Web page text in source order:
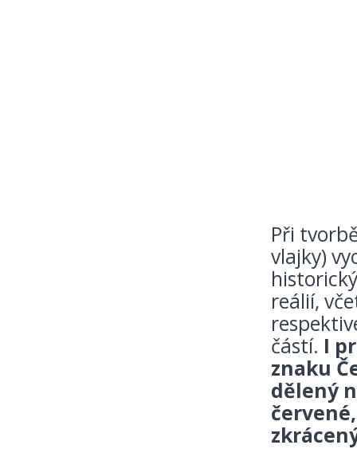
Při
vlajky)
reálií,
částí. I
znaku
dělený